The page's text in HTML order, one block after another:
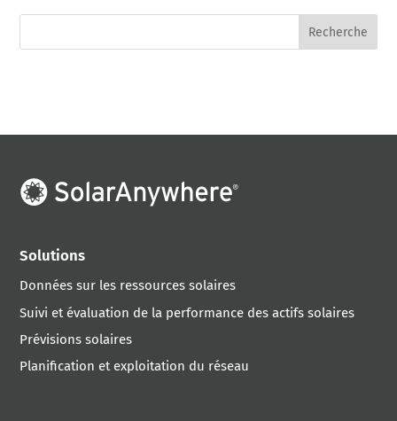
Solutions
Données sur les ressources solaires
Suivi et évaluation de la performance des actifs solaires
Prévisions solaires
Planification et exploitation du réseau